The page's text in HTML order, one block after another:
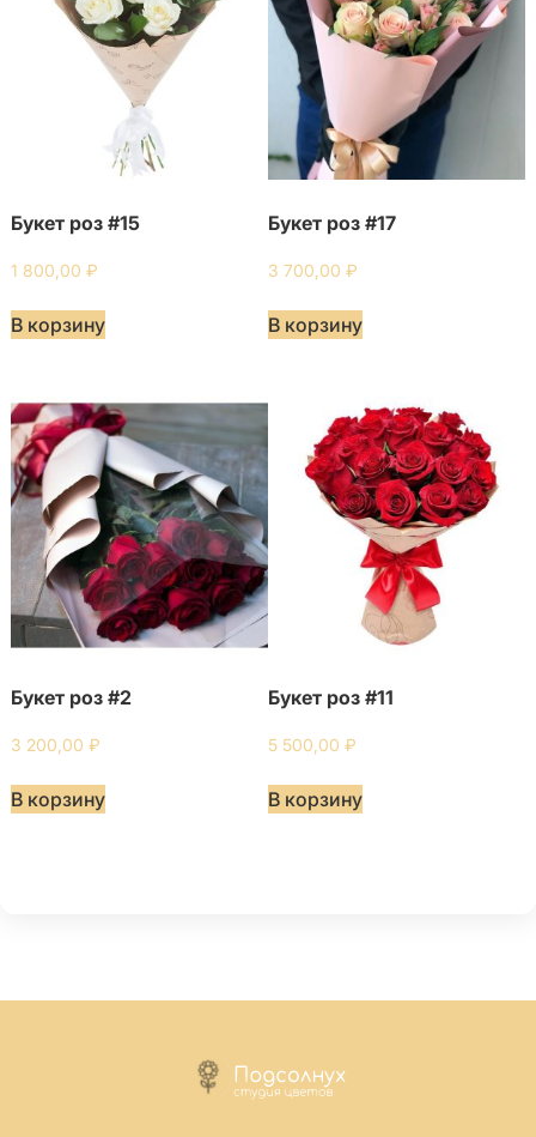
Букет роз #15
1 800,00 ₽
В корзину
Букет роз #17
3 700,00 ₽
В корзину
Букет роз #2
3 200,00 ₽
В корзину
Букет роз #11
5 500,00 ₽
В корзину